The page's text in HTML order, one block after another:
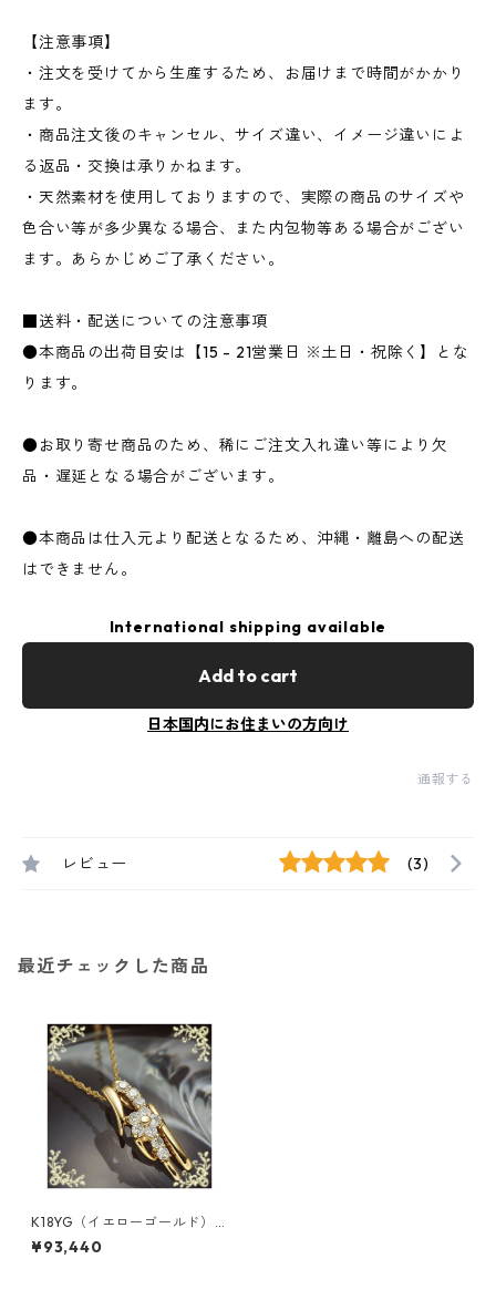
【注意事項】
・注文を受けてから生産するため、お届けまで時間がかかり
ます。
・商品注文後のキャンセル、サイズ違い、イメージ違いによ
る返品・交換は承りかねます。
・天然素材を使用しておりますので、実際の商品のサイズや
色合い等が多少異なる場合、また内包物等ある場合がござい
ます。あらかじめご了承ください。
■送料・配送についての注意事項
●本商品の出荷目安は【15 - 21営業日 ※土日・祝除く】とな
ります。
●お取り寄せ商品のため、稀にご注文入れ違い等により欠
品・遅延となる場合がございます。
●本商品は仕入元より配送となるため、沖縄・離島への配送
はできません。
International shipping available
Add to cart
日本国内にお住まいの方向け
通報する
レビュー (3)
最近チェックした商品
K18YG（イエローゴールド）
ダイヤファリボラペンダント
ダイヤモンド ジュエリー アク
¥93,440